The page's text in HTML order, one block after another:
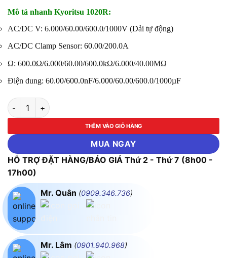
Mô tả nhanh Kyoritsu 1020R:
AC/DC V: 6.000/60.00/600.0/1000V (Dải tự động)
AC/DC Clamp Sensor: 60.00/200.0A
Ω: 600.0Ω/6.000/60.00/600.0kΩ/6.000/40.00MΩ
Điện dung: 60.00/600.0nF/6.000/60.00/600.0/1000µF
Đồng Hồ Đa Năng Kyoritsu 1020R số lượng
THÊM VÀO GIỎ HÀNG
MUA NGAY
HỖ TRỢ ĐẶT HÀNG/BÁO GIÁ Thứ 2 - Thứ 7 (8h00 -
17h00)
Mr. Quân (0909.346.736)
Mr. Lâm (0901.940.968)